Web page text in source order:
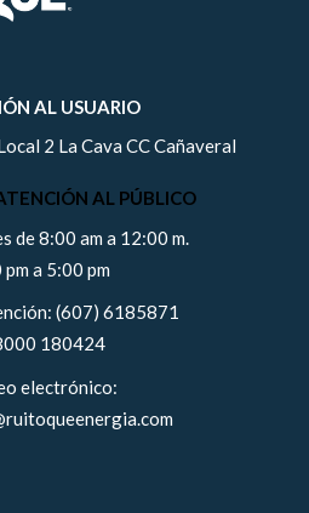
AL USUARIO
2 La Cava CC Cañaveral
AL PÚBLICO
de 8:00 am a 12:00 m.
pm a 5:00 pm
(607) 6185871
180424
electrónico: